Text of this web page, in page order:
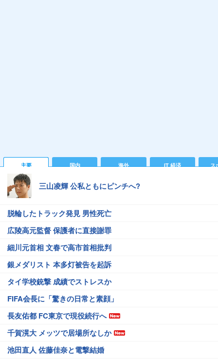
主要 国内 海外 IT 経済 ス
三山凌輝 公私ともにピンチへ?
脱輪したトラック発見 男性死亡
広陵高元監督 保護者に直接謝罪
細川元首相 文春で高市首相批判
銀メダリスト 本多灯被告を起訴
タイ学校銃撃 成績でストレスか
FIFA会長に「驚きの日常と素顔」
長友佑都 FC東京で現役続行へ
千賀滉大 メッツで居場所なしか
池田直人 佐藤佳奈と電撃結婚